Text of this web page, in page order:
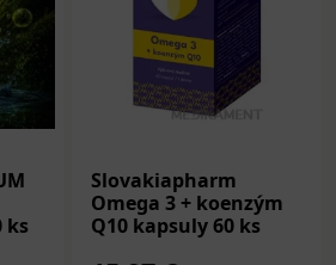
ks
Slovakiapharm
Omega 3 + koenzým
Q10 kapsuly 60 ks